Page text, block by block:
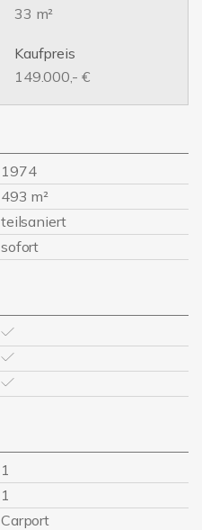
33 m²
Kaufpreis
149.000,- €
1974
493 m²
teilsaniert
sofort
1
1
Carport